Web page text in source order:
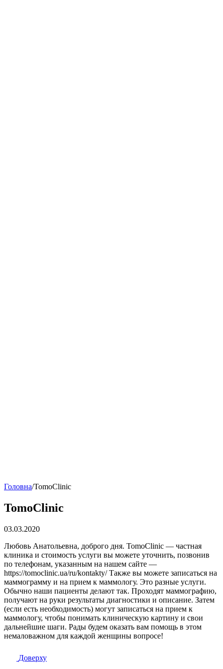
Головна/TomoClinic
TomoClinic
03.03.2020
Любовь Анатольевна, доброго дня. TomoClinic — частная
клиника и стоимость услуги вы можете уточнить, позвонив
по телефонам, указанным на нашем сайте —
https://tomoclinic.ua/ru/kontakty/ Также вы можете записаться на
маммограмму и на прием к маммологу. Это разные услуги.
Обычно наши пациенты делают так. Проходят маммографию,
получают на руки результаты диагностики и описание. Затем
(если есть необходимость) могут записаться на прием к
маммологу, чтобы понимать клиническую картину и свои
дальнейшие шаги. Рады будем оказать вам помощь в этом
немаловажном для каждой женщины вопросе!
Доверху